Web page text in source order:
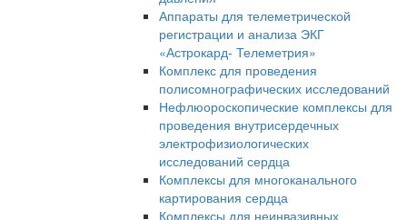
Аппараты для телеметрической
регистрации и анализа ЭКГ
«Астрокард- Телеметрия»
Комплекс для проведения
полисомнографических исследований
Нефлюороскопические комплексы для
проведения внутрисердечных
электрофизиологических
исследований сердца
Комплексы для многоканального
картирования сердца
Комплексы для неинвазивных